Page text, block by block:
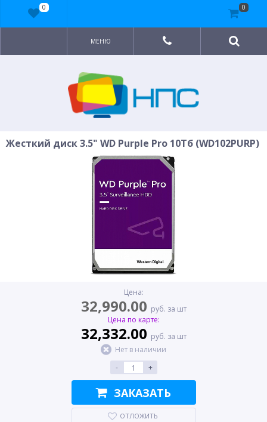
МЕНЮ
Жесткий диск 3.5" WD Purple Pro 10Тб (WD102PURP)
Цена:
32,990.00 руб. за шт
Цена по карте:
32,332.00 руб. за шт
Нет в наличии
-
+
ЗАКАЗАТЬ
ОТЛОЖИТЬ
0 0